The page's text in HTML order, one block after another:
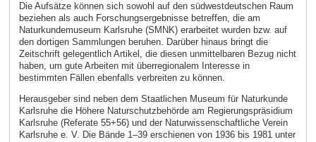
Die Aufsätze können sich sowohl auf den südwestdeutschen Raum
beziehen als auch Forschungsergebnisse betreffen, die am
Naturkundemuseum Karlsruhe (SMNK) erarbeitet wurden bzw. auf
den dortigen Sammlungen beruhen. Darüber hinaus bringt die
Zeitschrift gelegentlich Artikel, die diesen unmittelbaren Bezug nicht
haben, um gute Arbeiten mit überregionalem Interesse in
bestimmten Fällen ebenfalls verbreiten zu können.
Herausgeber sind neben dem Staatlichen Museum für Naturkunde
Karlsruhe die Höhere Naturschutzbehörde am Regierungspräsidium
Karlsruhe (Referate 55+56) und der Naturwissenschaftliche Verein
Karlsruhe e. V. Die Bände 1–39 erschienen von 1936 bis 1981 unter